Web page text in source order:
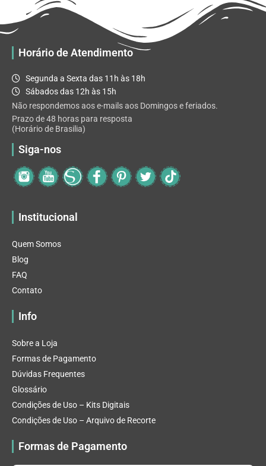
Horário de Atendimento
Segunda a Sexta das 11h às 18h
Sábados das 12h às 15h
Não respondemos aos e-mails aos Domingos e feriados.
Prazo de 48 horas para resposta
(Horário de Brasilia)
Siga-nos
Institucional
Quem Somos
Blog
FAQ
Contato
Info
Sobre a Loja
Formas de Pagamento
Dúvidas Frequentes
Glossário
Condições de Uso – Kits Digitais
Condições de Uso – Arquivo de Recorte
Formas de Pagamento